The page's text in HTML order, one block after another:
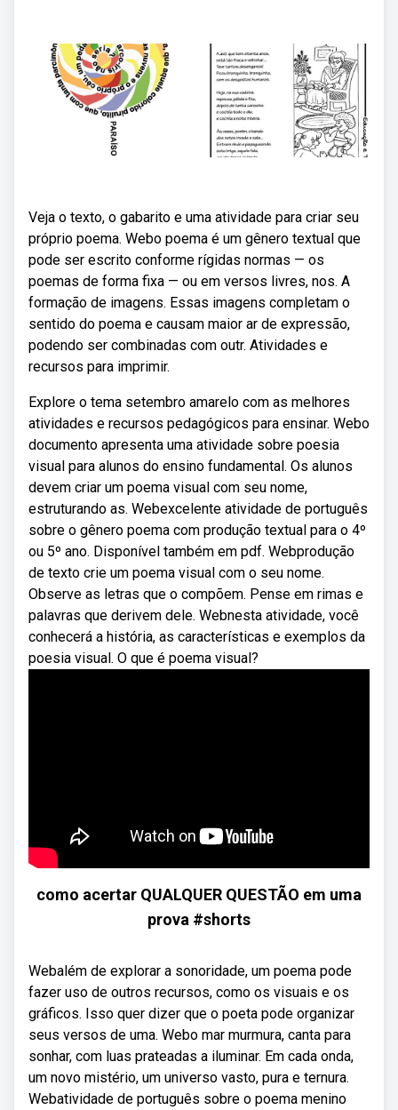
Veja o texto, o gabarito e uma atividade para criar seu
próprio poema. Webo poema é um gênero textual que
pode ser escrito conforme rígidas normas — os
poemas de forma fixa — ou em versos livres, nos. A
formação de imagens. Essas imagens completam o
sentido do poema e causam maior ar de expressão,
podendo ser combinadas com outr. Atividades e
recursos para imprimir.
Explore o tema setembro amarelo com as melhores
atividades e recursos pedagógicos para ensinar. Webo
documento apresenta uma atividade sobre poesia
visual para alunos do ensino fundamental. Os alunos
devem criar um poema visual com seu nome,
estruturando as. Webexcelente atividade de português
sobre o gênero poema com produção textual para o 4º
ou 5º ano. Disponível também em pdf. Webprodução
de texto crie um poema visual com o seu nome.
Observe as letras que o compõem. Pense em rimas e
palavras que derivem dele. Webnesta atividade, você
conhecerá a história, as características e exemplos da
poesia visual. O que é poema visual?
como acertar QUALQUER QUESTÃO em uma
prova #shorts
Webalém de explorar a sonoridade, um poema pode
fazer uso de outros recursos, como os visuais e os
gráficos. Isso quer dizer que o poeta pode organizar
seus versos de uma. Webo mar murmura, canta para
sonhar, com luas prateadas a iluminar. Em cada onda,
um novo mistério, um universo vasto, pura e ternura.
Webatividade de português sobre o poema menino